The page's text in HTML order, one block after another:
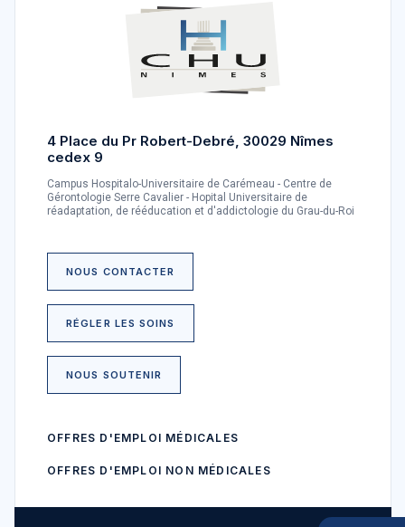
4 Place du Pr Robert-Debré, 30029 Nîmes
cedex 9
Campus Hospitalo-Universitaire de Carémeau - Centre de
Gérontologie Serre Cavalier - Hopital Universitaire de
réadaptation, de rééducation et d'addictologie du Grau-du-Roi
NOUS CONTACTER
RÉGLER LES SOINS
NOUS SOUTENIR
OFFRES D'EMPLOI MÉDICALES
OFFRES D'EMPLOI NON MÉDICALES